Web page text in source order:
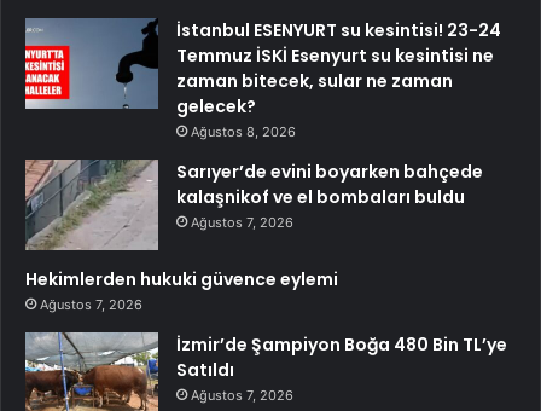
İstanbul ESENYURT su kesintisi! 23-24
Temmuz İSKİ Esenyurt su kesintisi ne
zaman bitecek, sular ne zaman
gelecek?
Ağustos 8, 2026
Sarıyer’de evini boyarken bahçede
kalaşnikof ve el bombaları buldu
Ağustos 7, 2026
Hekimlerden hukuki güvence eylemi
Ağustos 7, 2026
İzmir’de Şampiyon Boğa 480 Bin TL’ye
Satıldı
Ağustos 7, 2026